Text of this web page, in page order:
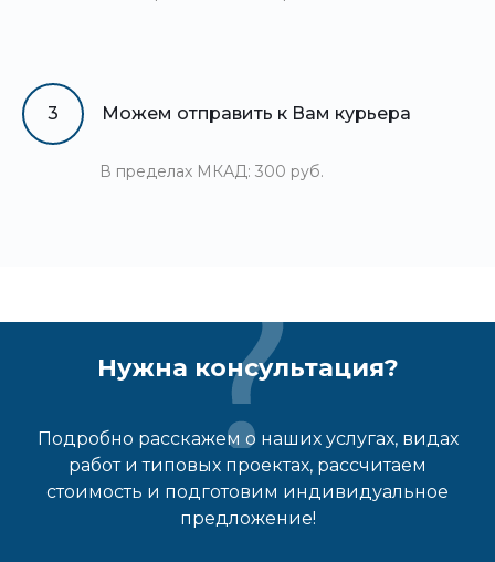
3 Можем отправить к Вам курьера
В пределах МКАД: 300 руб.
Нужна консультация?
Подробно расскажем о наших услугах, видах
работ и типовых проектах, рассчитаем
стоимость и подготовим индивидуальное
предложение!